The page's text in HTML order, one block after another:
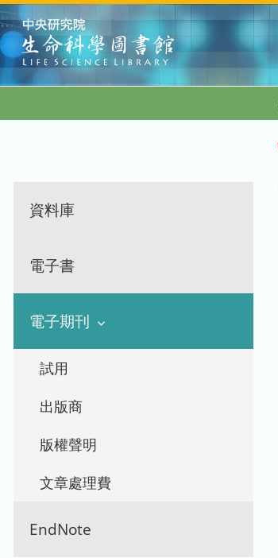
:::
資料庫
電子書
電子期刊
試用
出版商
版權聲明
文章處理費
EndNote